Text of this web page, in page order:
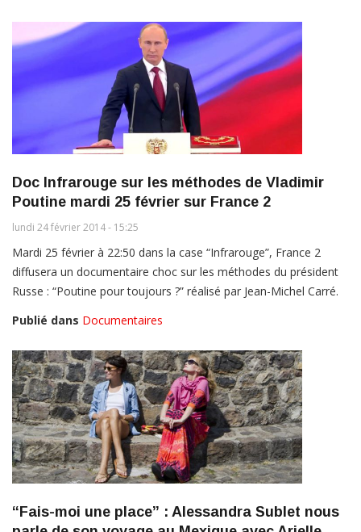
Doc Infrarouge sur les méthodes de Vladimir
Poutine mardi 25 février sur France 2
lundi 24 février 2014 - 15:25
Mardi 25 février à 22:50 dans la case “Infrarouge”, France 2
diffusera un documentaire choc sur les méthodes du président
Russe : “Poutine pour toujours ?” réalisé par Jean-Michel Carré.
Publié dans Documentaires
“Fais-moi une place” : Alessandra Sublet nous